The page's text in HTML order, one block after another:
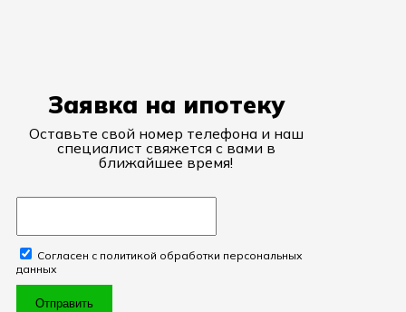
Заявка на ипотеку
Оставьте свой номер телефона и наш
специалист свяжется с вами в
ближайшее время!
Согласен с политикой обработки персональных
данных
Отправить